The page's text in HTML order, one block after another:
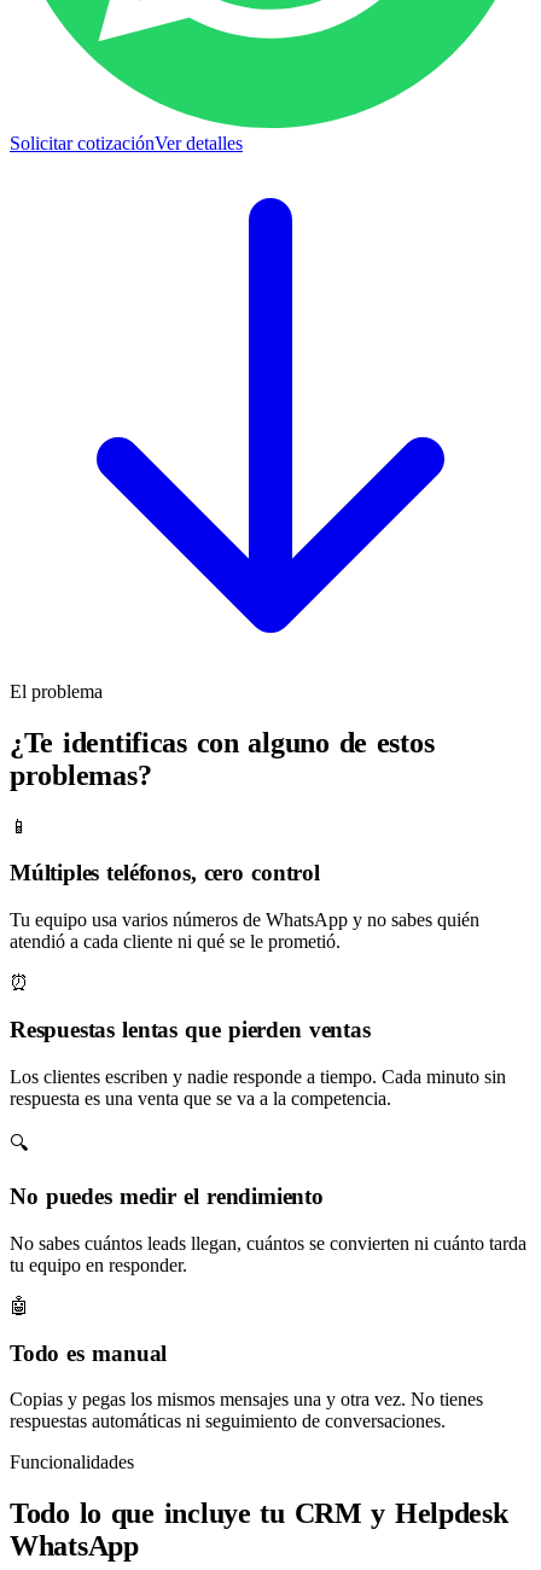
Solicitar cotizaciónVer detalles
El problema
¿Te identificas con alguno de estos
problemas?
📱
Múltiples teléfonos, cero control
Tu equipo usa varios números de WhatsApp y no sabes quién
atendió a cada cliente ni qué se le prometió.
⏰
Respuestas lentas que pierden ventas
Los clientes escriben y nadie responde a tiempo. Cada minuto sin
respuesta es una venta que se va a la competencia.
🔍
No puedes medir el rendimiento
No sabes cuántos leads llegan, cuántos se convierten ni cuánto tarda
tu equipo en responder.
🤖
Todo es manual
Copias y pegas los mismos mensajes una y otra vez. No tienes
respuestas automáticas ni seguimiento de conversaciones.
Funcionalidades
Todo lo que incluye tu CRM y Helpdesk
WhatsApp